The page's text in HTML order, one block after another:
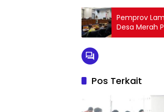
Pemprov
Desa Merah
Pos Terkait